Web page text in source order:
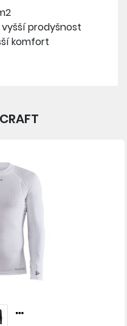
prodyšnost
komfort